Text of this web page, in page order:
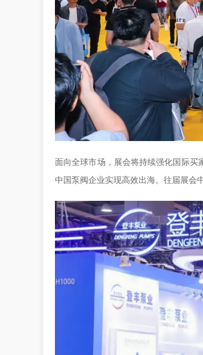
面向全球市场，展会将持续强化国际买
中国泵阀企业实现高效出海。往届展会